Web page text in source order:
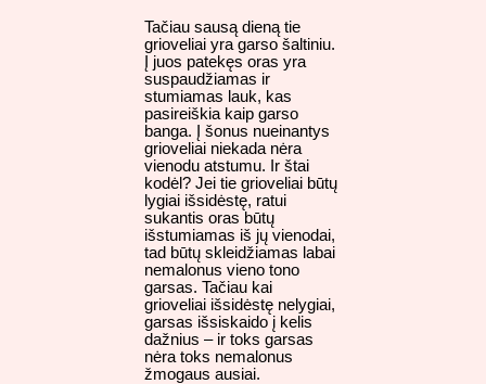
Tačiau sausą dieną tie
grioveliai yra garso šaltiniu.
Į juos patekęs oras yra
suspaudžiamas ir
stumiamas lauk, kas
pasireiškia kaip garso
banga. Į šonus nueinantys
grioveliai niekada nėra
vienodu atstumu. Ir štai
kodėl? Jei tie grioveliai būtų
lygiai išsidėstę, ratui
sukantis oras būtų
išstumiamas iš jų vienodai,
tad būtų skleidžiamas labai
nemalonus vieno tono
garsas. Tačiau kai
grioveliai išsidėstę nelygiai,
garsas išsiskaido į kelis
dažnius – ir toks garsas
nėra toks nemalonus
žmogaus ausiai.